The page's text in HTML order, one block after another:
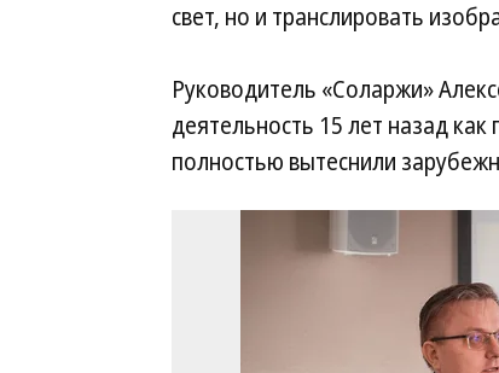
свет, но и транслировать
Руководитель «Соларжи»
деятельность 15 лет назад
полностью вытеснили